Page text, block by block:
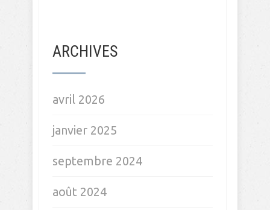
ARCHIVES
avril 2026
janvier 2025
septembre 2024
août 2024